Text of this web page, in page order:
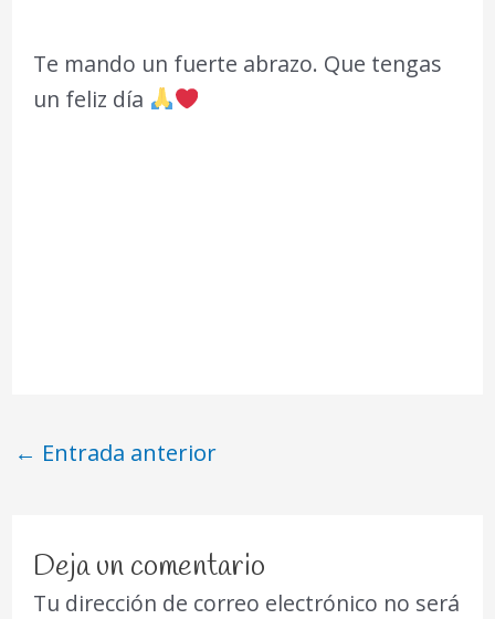
Te mando un fuerte abrazo. Que tengas
un feliz día
← Entrada anterior
Deja un comentario
Tu dirección de correo electrónico no será